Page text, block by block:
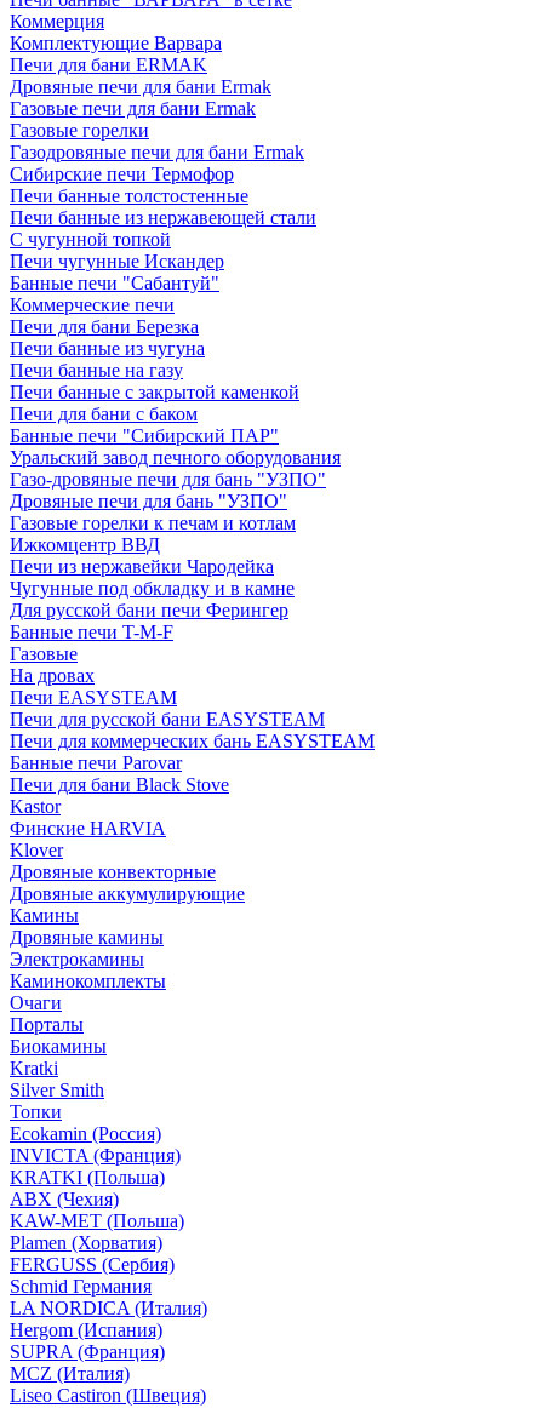
Коммерция
Комплектующие Варвара
Печи для бани ERMAK
Дровяные печи для бани Ermak
Газовые печи для бани Ermak
Газовые горелки
Газодровяные печи для бани Ermak
Сибирские печи Термофор
Печи банные толстостенные
Печи банные из нержавеющей стали
С чугунной топкой
Печи чугунные Искандер
Банные печи "Сабантуй"
Коммерческие печи
Печи для бани Березка
Печи банные из чугуна
Печи банные на газу
Печи банные с закрытой каменкой
Печи для бани с баком
Банные печи "Сибирский ПАР"
Уральский завод печного оборудования
Газо-дровяные печи для бань "УЗПО"
Дровяные печи для бань "УЗПО"
Газовые горелки к печам и котлам
Ижкомцентр ВВД
Печи из нержавейки Чародейка
Чугунные под обкладку и в камне
Для русской бани печи Ферингер
Банные печи T-M-F
Газовые
На дровах
Печи EASYSTEAM
Печи для русской бани EASYSTEAM
Печи для коммерческих бань EASYSTEAM
Банные печи Parovar
Печи для бани Black Stove
Kastor
Финские HARVIA
Klover
Дровяные конвекторные
Дровяные аккумулирующие
Камины
Дровяные камины
Электрокамины
Каминокомплекты
Очаги
Порталы
Биокамины
Kratki
Silver Smith
Топки
Ecokamin (Россия)
INVICTA (Франция)
KRATKI (Польша)
ABX (Чехия)
KAW-MET (Польша)
Plamen (Хорватия)
FERGUSS (Сербия)
Schmid Германия
LA NORDICA (Италия)
Hergom (Испания)
SUPRA (Франция)
MCZ (Италия)
Liseo Castiron (Швеция)